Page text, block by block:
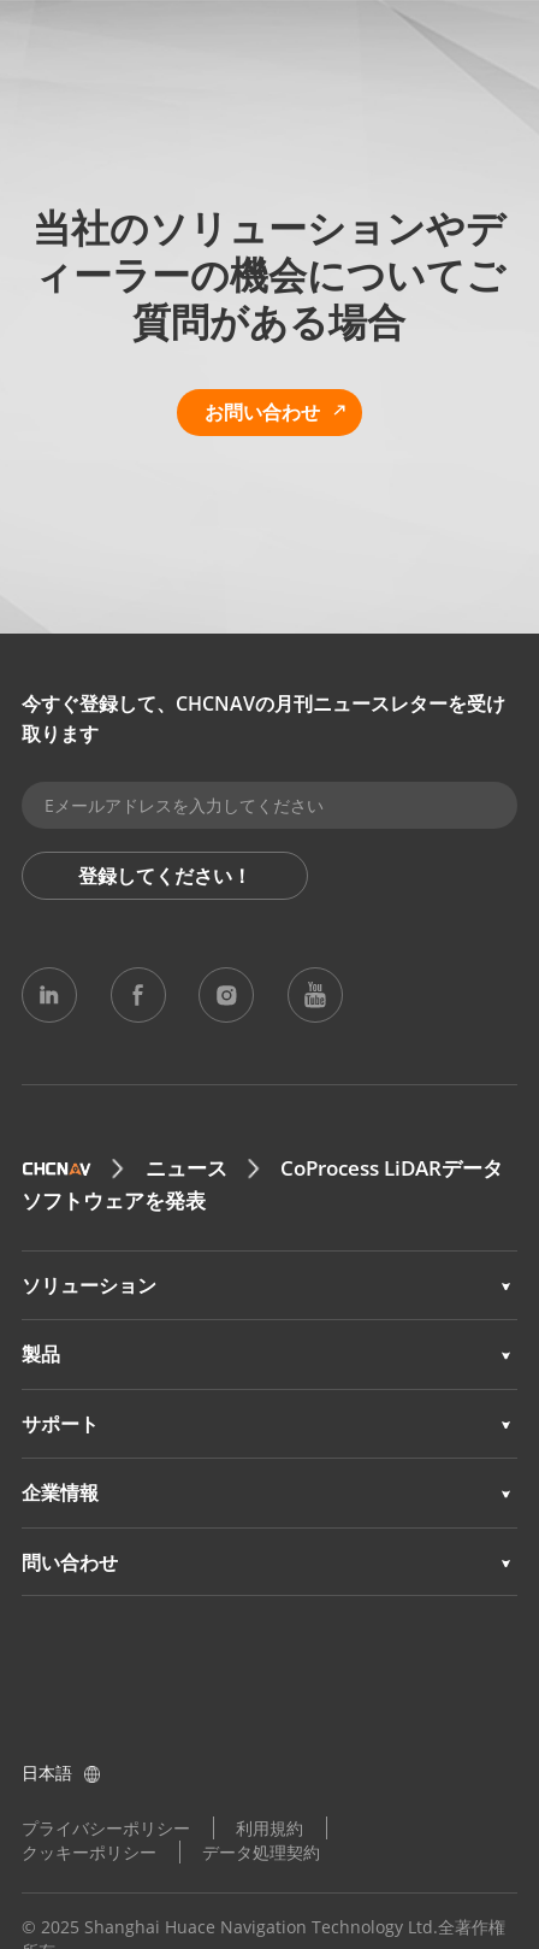
当社のソリューションやデ
ィーラーの機会についてご
質問がある場合
お問い合わせ
今すぐ登録して、CHCNAVの月刊ニュースレターを受け
取ります
登録してください！
ニュース
CoProcess LiDARデータ
ソフトウェアを発表
ソリューション
測量 & エンジニアリング
深浅測量
ポジショニングサービス
製品
測量 & エンジニアリング
深浅測量
サポート
サポート
企業情報
概要
問い合わせ
プライバシーポリシー
利用規約
クッキーポリシー
データ処理契約
日本語
© 2025 Shanghai Huace Navigation Technology Ltd.全著作権